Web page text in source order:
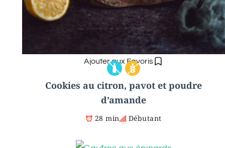
Ajouter aux Favoris
Cookies au citron, pavot et poudre
d’amande
28 min Débutant